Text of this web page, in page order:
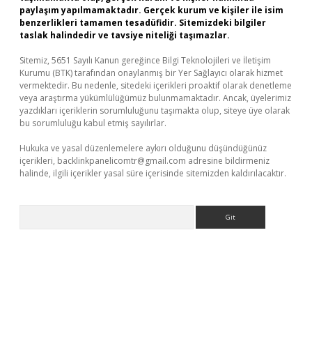
paylaşım yapılmamaktadır. Gerçek kurum ve kişiler ile isim
benzerlikleri tamamen tesadüfidir. Sitemizdeki bilgiler
taslak halindedir ve tavsiye niteliği taşımazlar.
Sitemiz, 5651 Sayılı Kanun gereğince Bilgi Teknolojileri ve İletişim
Kurumu (BTK) tarafından onaylanmış bir Yer Sağlayıcı olarak hizmet
vermektedir. Bu nedenle, sitedeki içerikleri proaktif olarak denetleme
veya araştırma yükümlülüğümüz bulunmamaktadır. Ancak, üyelerimiz
yazdıkları içeriklerin sorumluluğunu taşımakta olup, siteye üye olarak
bu sorumluluğu kabul etmiş sayılırlar.
Hukuka ve yasal düzenlemelere aykırı olduğunu düşündüğünüz
içerikleri, backlinkpanelicomtr@gmail.com adresine bildirmeniz
halinde, ilgili içerikler yasal süre içerisinde sitemizden kaldırılacaktır.